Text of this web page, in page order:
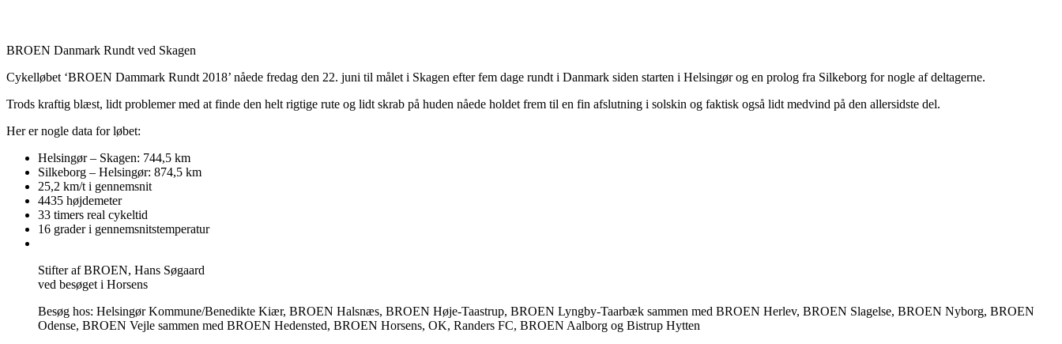
BROEN Danmark Rundt ved Skagen
Cykelløbet ‘BROEN Dammark Rundt 2018’ nåede fredag den 22. juni til målet i Skagen efter fem dage rundt i Danmark siden starten i Helsingør og en prolog fra Silkeborg for nogle af deltagerne.
Trods kraftig blæst, lidt problemer med at finde den helt rigtige rute og lidt skrab på huden nåede holdet frem til en fin afslutning i solskin og faktisk også lidt medvind på den allersidste del.
Her er nogle data for løbet:
Helsingør – Skagen: 744,5 km
Silkeborg – Helsingør: 874,5 km
25,2 km/t i gennemsnit
4435 højdemeter
33 timers real cykeltid
16 grader i gennemsnitstemperatur
Stifter af BROEN, Hans Søgaard
ved besøget i Horsens
Besøg hos: Helsingør Kommune/Benedikte Kiær, BROEN Halsnæs, BROEN Høje-Taastrup, BROEN Lyngby-Taarbæk sammen med BROEN Herlev, BROEN Slagelse, BROEN Nyborg, BROEN
Odense, BROEN Vejle sammen med BROEN Hedensted, BROEN Horsens, OK, Randers FC, BROEN Aalborg og Bistrup Hytten